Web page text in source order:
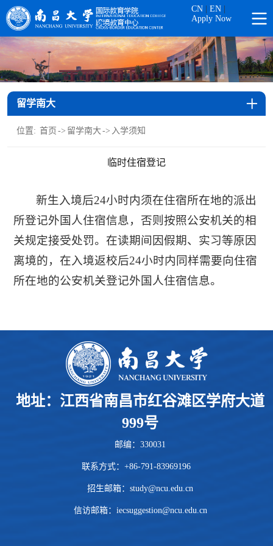
CN| EN|
Apply Now
留学南大
位置: 首页 -> 留学南大-> 入学须知
临时住宿登记
新生入境后24小时内须在住宿所在地的派出
所登记外国人住宿信息，否则按照公安机关的相
关规定接受处罚。在读期间因假期、实习等原因
离境的，在入境返校后24小时内同样需要向住宿
所在地的公安机关登记外国人住宿信息。
地址：江西省南昌市红谷滩区学府大道
999号
邮编：330031
联系方式：+86-791-83969196
招生邮箱：study@ncu.edu.cn
信访邮箱：iecsuggestion@ncu.edu.cn